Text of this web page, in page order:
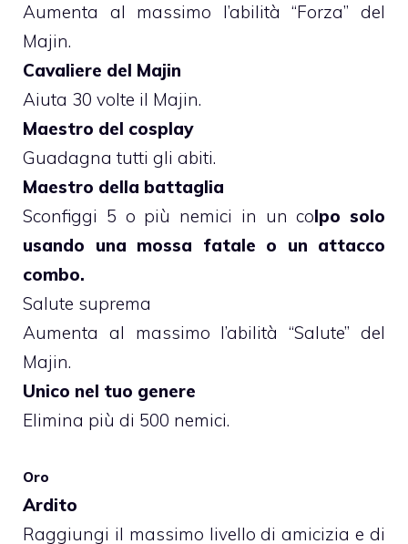
Aumenta al massimo l’abilità “Forza” del
Majin.
Cavaliere del Majin
Aiuta 30 volte il Majin.
Maestro del cosplay
Guadagna tutti gli abiti.
Maestro della battaglia
Sconfiggi 5 o più nemici in un colpo solo
usando una mossa fatale o un attacco
combo.
Salute suprema
Aumenta al massimo l’abilità “Salute” del
Majin.
Unico nel tuo genere
Elimina più di 500 nemici.
Oro
Ardito
Raggiungi il massimo livello di amicizia e di